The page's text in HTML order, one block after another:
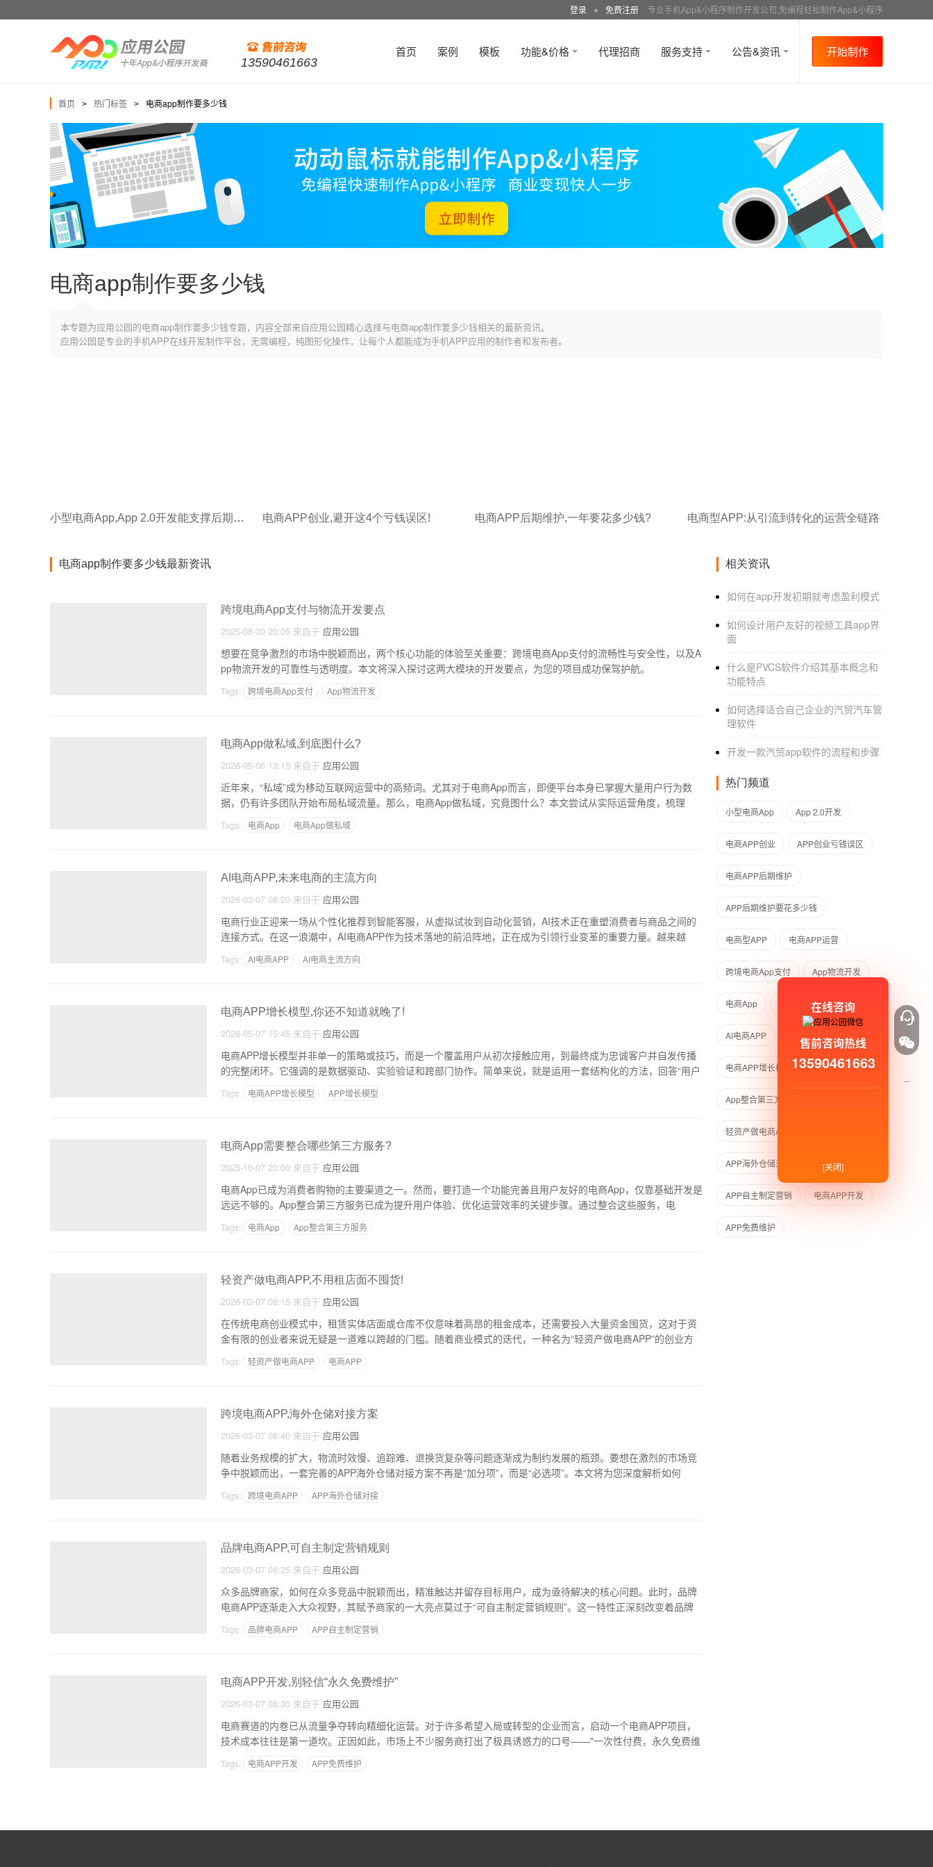
登录 ● 免费注册 专业手机App&小程序制作开发公司,免编程轻松制作App&小程序
13590461663
首页 案例 模板 功能&价格 代理招商 服务支持 公告&资讯 开始制作
首页 > 热门标签 > 电商app制作要多少钱
电商app制作要多少钱
本专题为应用公园的电商app制作要多少钱专题，内容全部来自应用公园精心选择与电商app制作要多少钱相关的最新资讯。
应用公园是专业的手机APP在线开发制作平台，无需编程，纯图形化操作，让每个人都能成为手机APP应用的制作者和发布者。
小型电商App,App 2.0开发能支撑后期规模化扩张吗? 电商APP创业,避开这4个亏钱误区! 电商APP后期维护,一年要花多少钱? 电商型APP:从引流到转化的运营全链路
电商app制作要多少钱最新资讯
跨境电商App支付与物流开发要点
2025-08-30 20:05 来自于 应用公园
想要在竞争激烈的市场中脱颖而出，两个核心功能的体验至关重要：跨境电商App支付的流畅性与安全性，以及A
pp物流开发的可靠性与透明度。本文将深入探讨这两大模块的开发要点，为您的项目成功保驾护航。
Tags: 跨境电商App支付 App物流开发
电商App做私域,到底图什么?
2026-05-06 13:15 来自于 应用公园
近年来，“私域”成为移动互联网运营中的高频词。尤其对于电商App而言，即便平台本身已掌握大量用户行为数
据，仍有许多团队开始布局私域流量。那么，电商App做私域，究竟图什么？本文尝试从实际运营角度，梳理
Tags: 电商App 电商App做私域
AI电商APP,未来电商的主流方向
2026-03-07 08:20 来自于 应用公园
电商行业正迎来一场从个性化推荐到智能客服，从虚拟试妆到自动化营销，AI技术正在重塑消费者与商品之间的
连接方式。在这一浪潮中，AI电商APP作为技术落地的前沿阵地，正在成为引领行业变革的重要力量。越来越
Tags: AI电商APP AI电商主流方向
电商APP增长模型,你还不知道就晚了!
2026-05-07 15:45 来自于 应用公园
电商APP增长模型并非单一的策略或技巧，而是一个覆盖用户从初次接触应用，到最终成为忠诚客户并自发传播
的完整闭环。它强调的是数据驱动、实验验证和跨部门协作。简单来说，就是运用一套结构化的方法，回答“用户
Tags: 电商APP增长模型 APP增长模型
电商App需要整合哪些第三方服务?
2025-10-07 20:00 来自于 应用公园
电商App已成为消费者购物的主要渠道之一。然而，要打造一个功能完善且用户友好的电商App，仅靠基础开发是
远远不够的。App整合第三方服务已成为提升用户体验、优化运营效率的关键步骤。通过整合这些服务，电
Tags: 电商App App整合第三方服务
轻资产做电商APP,不用租店面不囤货!
2026-03-07 08:15 来自于 应用公园
在传统电商创业模式中，租赁实体店面或仓库不仅意味着高昂的租金成本，还需要投入大量资金囤货，这对于资
金有限的创业者来说无疑是一道难以跨越的门槛。随着商业模式的迭代，一种名为“轻资产做电商APP”的创业方
Tags: 轻资产做电商APP 电商APP
跨境电商APP,海外仓储对接方案
2026-03-07 08:40 来自于 应用公园
随着业务规模的扩大，物流时效慢、追踪难、退换货复杂等问题逐渐成为制约发展的瓶颈。要想在激烈的市场竞
争中脱颖而出，一套完善的APP海外仓储对接方案不再是“加分项”，而是“必选项”。本文将为您深度解析如何
Tags: 跨境电商APP APP海外仓储对接
品牌电商APP,可自主制定营销规则
2026-03-07 08:25 来自于 应用公园
众多品牌商家，如何在众多竞品中脱颖而出，精准触达并留存目标用户，成为亟待解决的核心问题。此时，品牌
电商APP逐渐走入大众视野，其赋予商家的一大亮点莫过于“可自主制定营销规则”。这一特性正深刻改变着品牌
Tags: 品牌电商APP APP自主制定营销
电商APP开发,别轻信“永久免费维护”
2026-03-07 08:30 来自于 应用公园
电商赛道的内卷已从流量争夺转向精细化运营。对于许多希望入局或转型的企业而言，启动一个电商APP项目，
技术成本往往是第一道坎。正因如此，市场上不少服务商打出了极具诱惑力的口号——"一次性付费，永久免费维
Tags: 电商APP开发 APP免费维护
相关资讯
如何在app开发初期就考虑盈利模式
如何设计用户友好的视频工具app界
面
什么是PVCS软件介绍其基本概念和
功能特点
如何选择适合自己企业的汽贸汽车管
理软件
开发一款汽贸app软件的流程和步骤
热门频道
小型电商App App 2.0开发
电商APP创业 APP创业亏钱误区
电商APP后期维护
APP后期维护要花多少钱
电商型APP 电商APP运营
跨境电商App支付 App物流开发
电商App 电商App做私域
AI电商APP AI电商主流方向
电商APP增长模型 APP增长模型
App整合第三方服务
轻资产做电商APP
APP海外仓储对接 品牌电商APP
APP自主制定营销 电商APP开发
APP免费维护
在线咨询
售前咨询热线
13590461663
[关闭]